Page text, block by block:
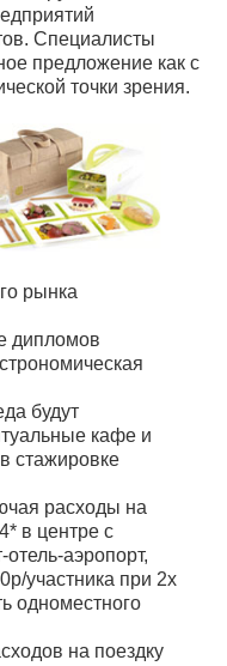
Специалисты
предложение как с
точки зрения.
рынка
дипломов
будут
кафе и
стажировке
расходы на
в центре с
аэропорт,
участника при 2х
одноместного
на поездку